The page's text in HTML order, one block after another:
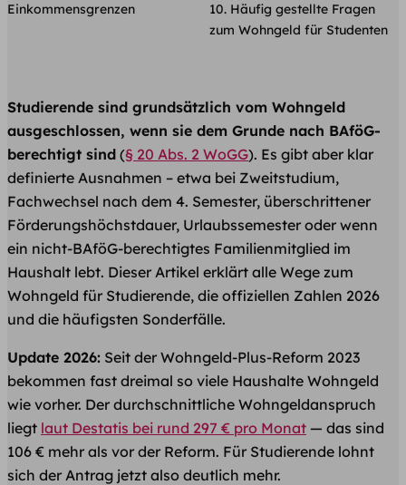
Einkommensgrenzen
Häufig gestellte Fragen
zum Wohngeld für Studenten
Studierende sind grundsätzlich vom Wohngeld
ausgeschlossen, wenn sie dem Grunde nach BAföG-
berechtigt sind (§ 20 Abs. 2 WoGG). Es gibt aber klar
definierte Ausnahmen – etwa bei Zweitstudium,
Fachwechsel nach dem 4. Semester, überschrittener
Förderungshöchstdauer, Urlaubssemester oder wenn
ein nicht-BAföG-berechtigtes Familienmitglied im
Haushalt lebt. Dieser Artikel erklärt alle Wege zum
Wohngeld für Studierende, die offiziellen Zahlen 2026
und die häufigsten Sonderfälle.
Update 2026: Seit der Wohngeld-Plus-Reform 2023
bekommen fast dreimal so viele Haushalte Wohngeld
wie vorher. Der durchschnittliche Wohngeldanspruch
liegt laut Destatis bei rund 297 € pro Monat — das sind
106 € mehr als vor der Reform. Für Studierende lohnt
sich der Antrag jetzt also deutlich mehr.